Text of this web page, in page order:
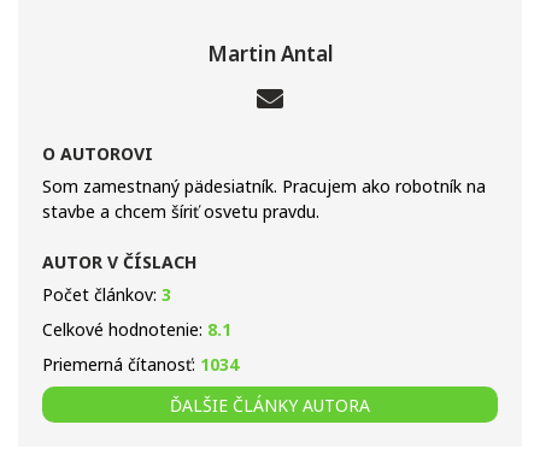
Martin Antal
O AUTOROVI
Som zamestnaný pädesiatník. Pracujem ako robotník na
stavbe a chcem šíriť osvetu pravdu.
AUTOR V ČÍSLACH
Počet článkov: 3
Celkové hodnotenie: 8.1
Priemerná čítanosť: 1034
ĎALŠIE ČLÁNKY AUTORA